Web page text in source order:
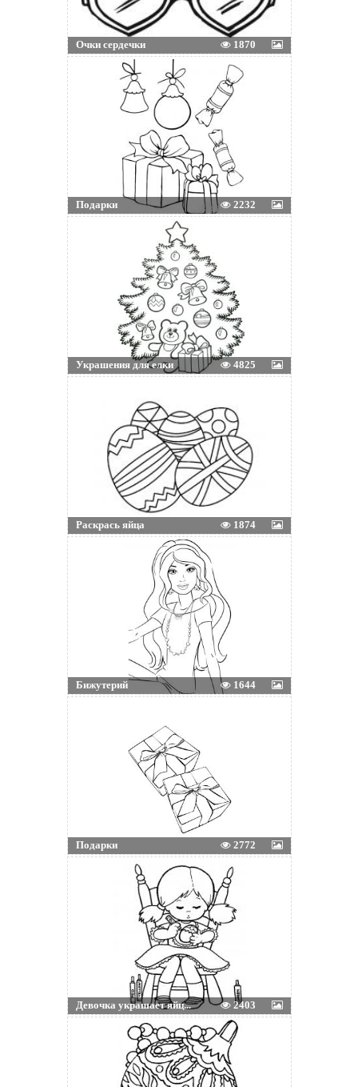
Очки сердечки 1870
Подарки 2232
Украшения для елки 4825
Раскрась яйца 1874
Бижутерий 1644
Подарки 2772
Девочка украшает яйц... 2403